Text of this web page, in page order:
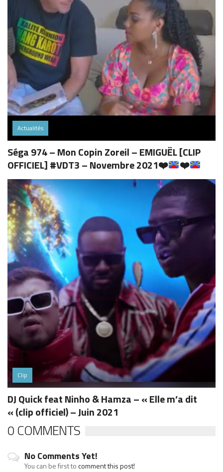
Actualités
Séga 974 – Mon Copin Zoreil – EMIGUËL [CLIP
OFFICIEL] #VDT3 – Novembre 2021❤️ ❤️
Clip
DJ Quick feat Ninho & Hamza – « Elle m’a dit
« (clip officiel) – Juin 2021
0 COMMENTS
No Comments Yet!
You can be first tocomment this post!